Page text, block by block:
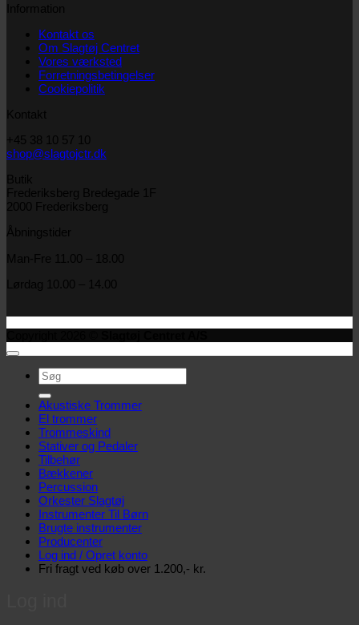
Information
Kontakt os
Om Slagtøj Centret
Vores værksted
Forretningsbetingelser
Cookiepolitik
Kontakt
+45 38 10 57 10
shop@slagtojctr.dk
Butik
Frederiksberg Bredegade 1F
2000 Frederiksberg
Åbningstider
Man-Fre 11.00 – 18.00
Lørdag 10.00 – 14.00
Søg
efter:
Akustiske Trommer
El trommer
Trommeskind
Stativer og Pedaler
Tilbehør
Bækkener
Percussion
Orkester Slagtøj
Instrumenter Til Børn
Brugte instrumenter
Producenter
Log ind / Opret konto
Fri fragt ved køb over 1.200,- kr.